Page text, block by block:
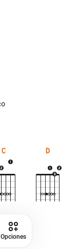
C D
Opciones